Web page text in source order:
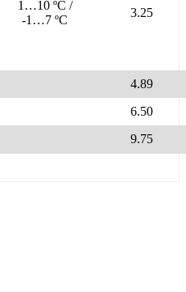
1…10 ºC /
-1…7 ºC
3.25
4.89
6.50
9.75